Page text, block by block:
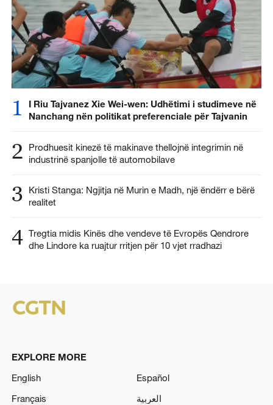
1
I Riu Tajvanez Xie Wei-wen: Udhëtimi i studimeve në
Nanchang nën politikat preferenciale për Tajvanin
2
Prodhuesit kinezë të makinave thellojnë integrimin në
industrinë spanjolle të automobilave
3
Kristi Stanga: Ngjitja në Murin e Madh, një ëndërr e bërë
realitet
4 Tregtia midis Kinës dhe vendeve të Evropës Qendrore
dhe Lindore ka ruajtur rritjen për 10 vjet rradhazi
EXPLORE MORE
English
Español
Français
العربية